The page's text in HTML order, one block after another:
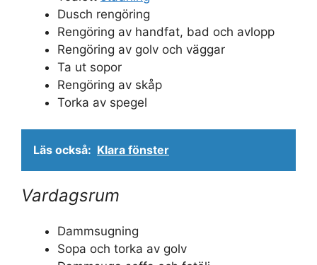
Dusch rengöring
Rengöring av handfat, bad och avlopp
Rengöring av golv och väggar
Ta ut sopor
Rengöring av skåp
Torka av spegel
Läs också: Klara fönster
Vardagsrum
Dammsugning
Sopa och torka av golv